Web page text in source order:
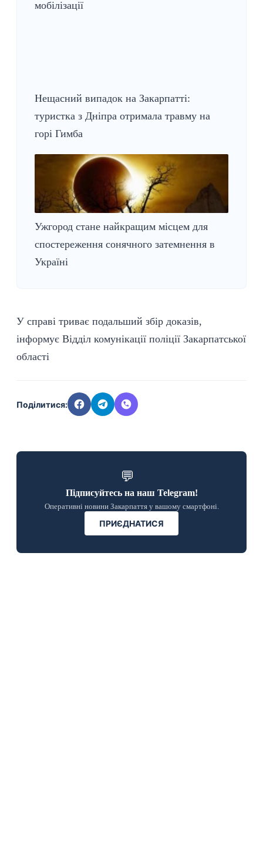
мобілізації
Нещасний випадок на Закарпатті:
туристка з Дніпра отримала травму на
горі Гимба
Ужгород стане найкращим місцем для
спостереження сонячного затемнення в
Україні
У справі триває подальший збір доказів,
інформує Відділ комунікації поліції Закарпатської
області
Поділитися:
💬
Підписуйтесь на наш Telegram!
Оперативні новини Закарпаття у вашому смартфоні.
ПРИЄДНАТИСЯ